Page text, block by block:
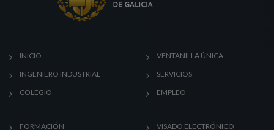
INICIO
INGENIERO INDUSTRIAL
COLEGIO
VENTANILLA ÚNICA
SERVICIOS
EMPLEO
FORMACIÓN
VISADO ELECTRÓNICO